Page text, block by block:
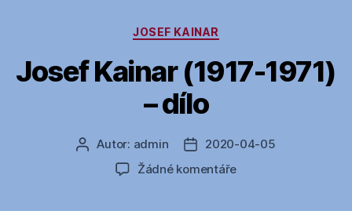
Rubriky
JOSEF KAINAR
Josef Kainar (1917-1971)
– dílo
Autor
příspěvku
Autor: admin
Datum
příspěvku
2020-04-05
Žádné komentářeu